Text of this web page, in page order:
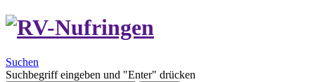
Suchen
Suchbegriff eingeben und "Enter" drücken